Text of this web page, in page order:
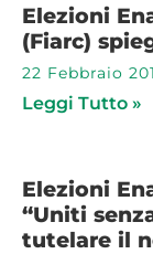
Elezioni
(Fiarc)
22 Febbraio
Leggi Tutto »
Elezioni
“Uniti
tutelare il